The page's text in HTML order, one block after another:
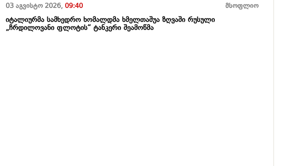
03 აგვისტო 2026,09:40 მსოფლიო
იტალიურმა სამხედრო ხომალდმა ხმელთაშუა ზღვაში რუსული
„ჩრდილოვანი ფლოტის“ ტანკერი შეამოწმა